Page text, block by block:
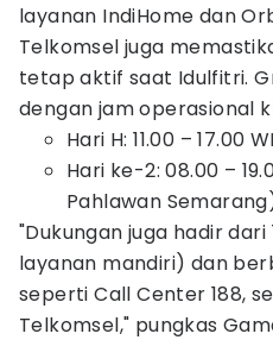
layanan IndiHome dan
Telkomsel juga
tetap aktif saat Idulfitri.
dengan jam operasional
Hari H: 11.00 – 17.00
Hari ke-2: 08.00 –
Pahlawan
"Dukungan juga hadir dari
layanan mandiri) dan
seperti Call Center 188,
Telkomsel," pungkas